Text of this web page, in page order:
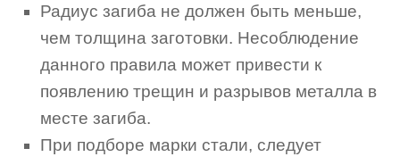
Радиус загиба не должен быть меньше,
чем толщина заготовки. Несоблюдение
данного правила может привести к
появлению трещин и разрывов металла в
месте загиба.
При подборе марки стали, следует